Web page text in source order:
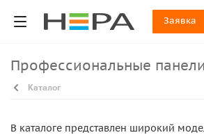
Заявка
Профессиональные
Каталог
В каталоге представлен широкий